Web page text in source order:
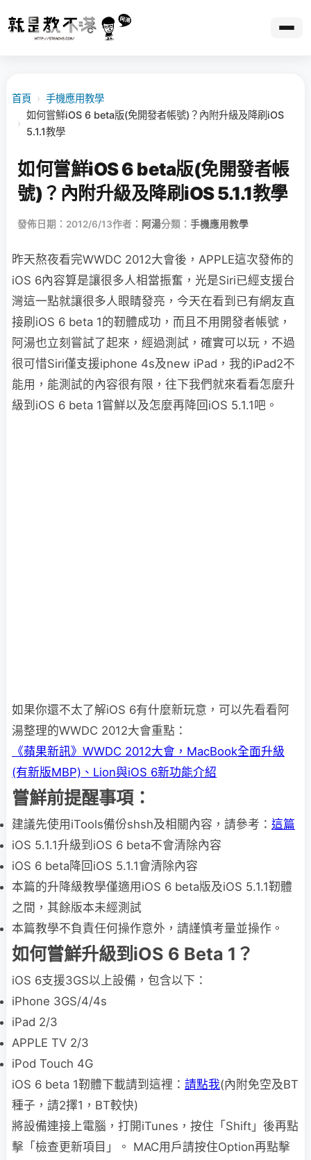
首頁 › 手機應用教學
›
如何嘗鮮iOS 6 beta版(免開發者帳號)？內附升級及降刷iOS
5.1.1教學
如何嘗鮮iOS 6 beta版(免開發者帳
號)？內附升級及降刷iOS 5.1.1教學
發佈日期：2012/6/13作者： 阿湯分類： 手機應用教學
昨天熬夜看完WWDC 2012大會後，APPLE這次發佈的
iOS 6內容算是讓很多人相當振奮，光是Siri已經支援台
灣這一點就讓很多人眼睛發亮，今天在看到已有網友直
接刷iOS 6 beta 1的靭體成功，而且不用開發者帳號，
阿湯也立刻嘗試了起來，經過測試，確實可以玩，不過
很可惜Siri僅支援iphone 4s及new iPad，我的iPad2不
能用，能測試的內容很有限，往下我們就來看看怎麼升
級到iOS 6 beta 1嘗鮮以及怎麼再降回iOS 5.1.1吧。
如果你還不太了解iOS 6有什麼新玩意，可以先看看阿
湯整理的WWDC 2012大會重點：
《蘋果新訊》WWDC 2012大會，MacBook全面升級
(有新版MBP)、Lion與iOS 6新功能介紹
嘗鮮前提醒事項：
建議先使用iTools備份shsh及相關內容，請參考： 這篇
iOS 5.1.1升級到iOS 6 beta不會清除內容
iOS 6 beta降回iOS 5.1.1會清除內容
本篇的升降級教學僅適用iOS 6 beta版及iOS 5.1.1靭體
之間，其餘版本未經測試
本篇教學不負責任何操作意外，請謹慎考量並操作。
如何嘗鮮升級到iOS 6 Beta 1？
iOS 6支援3GS以上設備，包含以下：
iPhone 3GS/4/4s
iPad 2/3
APPLE TV 2/3
iPod Touch 4G
iOS 6 beta 1靭體下載請到這裡： 請點我(內附免空及BT
種子，請2擇1，BT較快)
將設備連接上電腦，打開iTunes，按住「Shift」後再點
擊「檢查更新項目」。 MAC用戶請按住Option再點擊